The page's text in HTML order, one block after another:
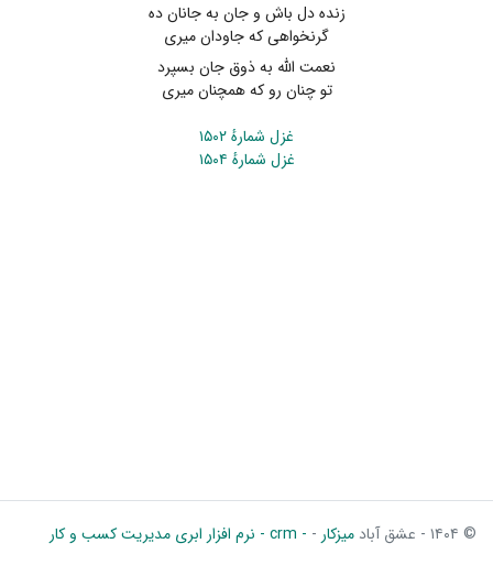
زنده دل باش و جان به جانان ده
گرنخواهی که جاودان میری
نعمت الله به ذوق جان بسپرد
تو چنان رو که همچنان میری
غزل شمارهٔ ۱۵۰۲
غزل شمارهٔ ۱۵۰۴
© ۱۴۰۴ - عشق آباد میزکار - - crm - نرم افزار ابری مدیریت کسب و کار